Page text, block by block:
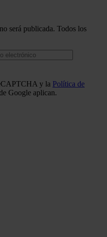
será publicada. Todos los
y la Política de
Google aplican.